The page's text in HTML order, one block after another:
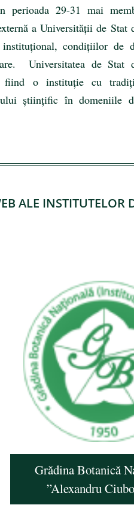
29-31 mai
a Universității de Stat
condițiilor de
Universitatea de Stat
fiind o instituție cu
științific în domeniile
ALE INSTITUTELOR
Grădina Botanică
”Alexandru